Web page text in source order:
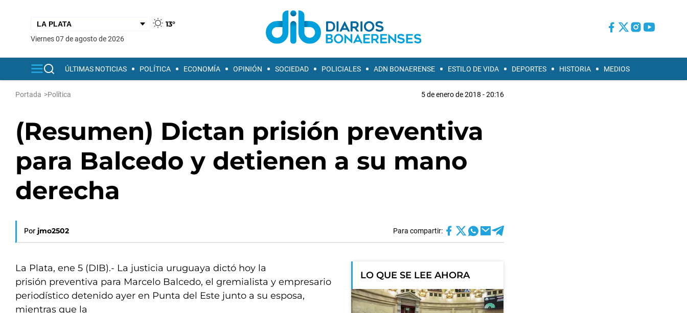
13°
viernes 07 de agosto de 2026
ÚLTIMAS NOTICIAS POLÍTICA ECONOMÍA OPINIÓN SOCIEDAD POLICIALES ADN BONAERENSE ESTILO DE VIDA DEPORTES HISTORIA MEDIOS
Portada >Política 5 de enero de 2018 - 20:16
(Resumen) Dictan prisión preventiva
para Balcedo y detienen a su mano
derecha
Por jmo2502 Para compartir:
La Plata, ene 5 (DIB).- La justicia uruguaya dictó hoy la
prisión preventiva para Marcelo Balcedo, el gremialista y empresario
periodístico detenido ayer en Punta del Este junto a su esposa,
mientras que la
LO QUE SE LEE AHORA